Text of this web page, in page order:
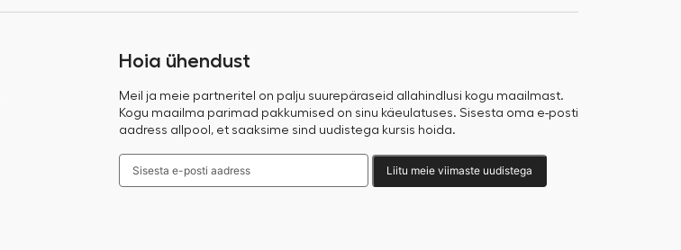
Hoia ühendust
Meil ja meie partneritel on palju suurepäraseid allahindlusi kogu maailmast.
Kogu maailma parimad pakkumised on sinu käeulatuses. Sisesta oma e-posti
aadress allpool, et saaksime sind uudistega kursis hoida.
Liitu meie viimaste uudistega